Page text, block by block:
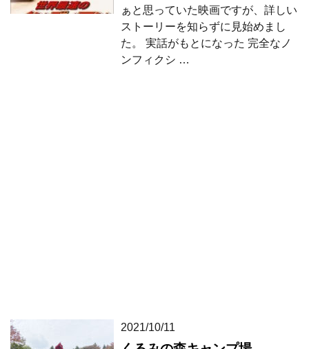
ぁと思っていた映画ですが、詳しい
ストーリーを知らずに見始めまし
た。 実話がもとになった 完全なノ
ンフィクシ …
2021/10/11